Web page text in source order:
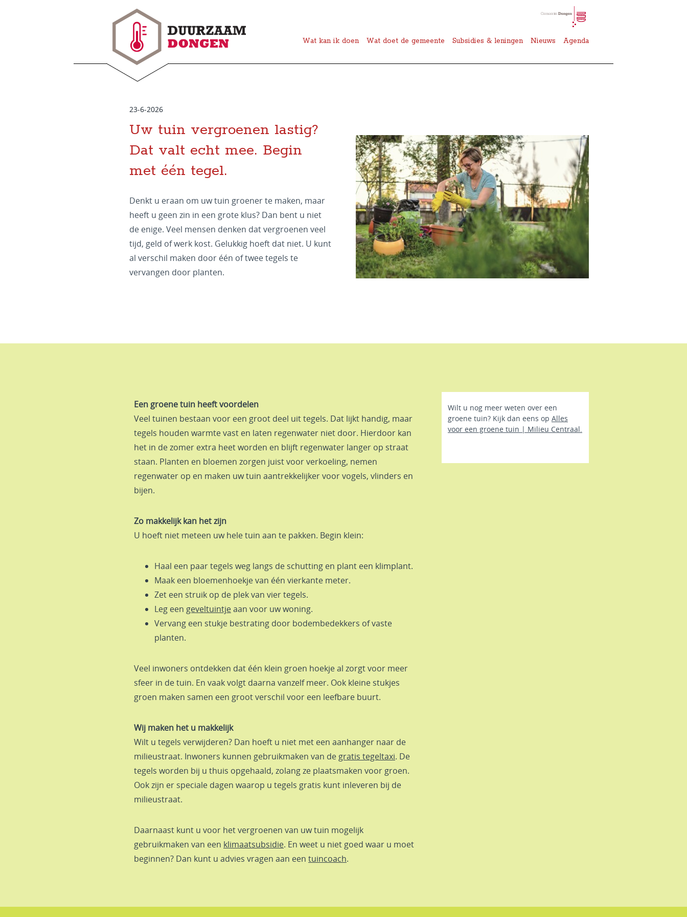
Wat kan ik doen Wat doet de gemeente Subsidies & leningen Nieuws Agenda
23-6-2026
Uw tuin vergroenen lastig?
Dat valt echt mee. Begin
met één tegel.
Denkt u eraan om uw tuin groener te maken, maar
heeft u geen zin in een grote klus? Dan bent u niet
de enige. Veel mensen denken dat vergroenen veel
tijd, geld of werk kost. Gelukkig hoeft dat niet. U kunt
al verschil maken door één of twee tegels te
vervangen door planten.
Een groene tuin heeft voordelen
Veel tuinen bestaan voor een groot deel uit tegels. Dat lijkt handig, maar
tegels houden warmte vast en laten regenwater niet door. Hierdoor kan
het in de zomer extra heet worden en blijft regenwater langer op straat
staan. Planten en bloemen zorgen juist voor verkoeling, nemen
regenwater op en maken uw tuin aantrekkelijker voor vogels, vlinders en
bijen.
Zo makkelijk kan het zijn
U hoeft niet meteen uw hele tuin aan te pakken. Begin klein:
Haal een paar tegels weg langs de schutting en plant een klimplant.
Maak een bloemenhoekje van één vierkante meter.
Zet een struik op de plek van vier tegels.
Leg een geveltuintjeaan voor uw woning.
Vervang een stukje bestrating door bodembedekkers of vaste
planten.
Veel inwoners ontdekken dat één klein groen hoekje al zorgt voor meer
sfeer in de tuin. En vaak volgt daarna vanzelf meer. Ook kleine stukjes
groen maken samen een groot verschil voor een leefbare buurt.
Wij maken het u makkelijk
Wilt u tegels verwijderen? Dan hoeft u niet met een aanhanger naar de
milieustraat. Inwoners kunnen gebruikmaken van de gratis tegeltaxi. De
tegels worden bij u thuis opgehaald, zolang ze plaatsmaken voor groen.
Ook zijn er speciale dagen waarop u tegels gratis kunt inleveren bij de
milieustraat.
Daarnaast kunt u voor het vergroenen van uw tuin mogelijk
gebruikmaken van een klimaatsubsidie. En weet u niet goed waar u moet
beginnen? Dan kunt u advies vragen aan een tuincoach.
Wilt u nog meer weten over een
groene tuin? Kijk dan eens op Alles
voor een groene tuin | Milieu Centraal.